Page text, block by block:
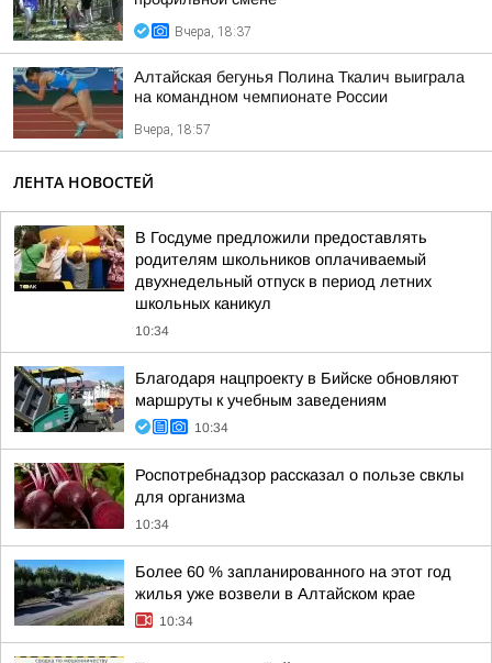
Вчера, 18:37
Алтайская бегунья Полина Ткалич выиграла
на командном чемпионате России
Вчера, 18:57
ЛЕНТА НОВОСТЕЙ
В Госдуме предложили предоставлять
родителям школьников оплачиваемый
двухнедельный отпуск в период летних
школьных каникул
10:34
Благодаря нацпроекту в Бийске обновляют
маршруты к учебным заведениям
10:34
Роспотребнадзор рассказал о пользе свклы
для организма
10:34
Более 60 % запланированного на этот год
жилья уже возвели в Алтайском крае
10:34